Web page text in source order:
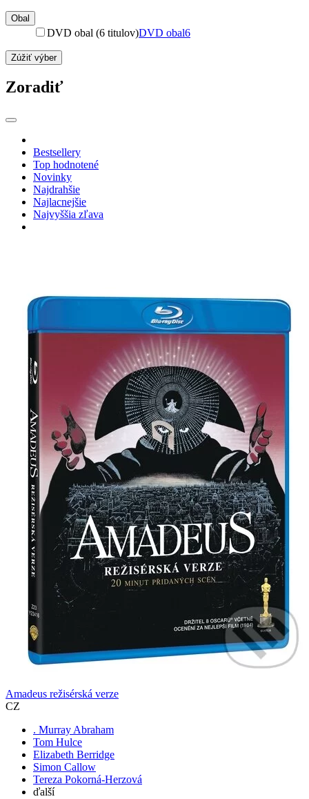
Obal
DVD obal (6 titulov)DVD obal6
Zúžiť výber
Zoradiť
Bestsellery
Top hodnotené
Novinky
Najdrahšie
Najlacnejšie
Najvyššia zľava
Amadeus režisérská verze
CZ
. Murray Abraham
Tom Hulce
Elizabeth Berridge
Simon Callow
Tereza Pokorná-Herzová
ďalší